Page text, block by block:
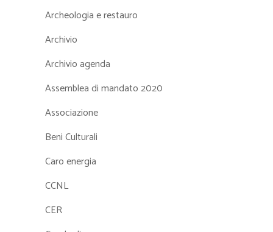
Archeologia e restauro
Archivio
Archivio agenda
Assemblea di mandato 2020
Associazione
Beni Culturali
Caro energia
CCNL
CER